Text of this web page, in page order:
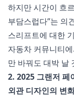
하지만 시간이 흐
부담스럽다”는 의
스리프트에 대한
자동차 커뮤니티
만 바꿔도 대박 날
2. 2025 그랜저 페
외관 디자인의 변